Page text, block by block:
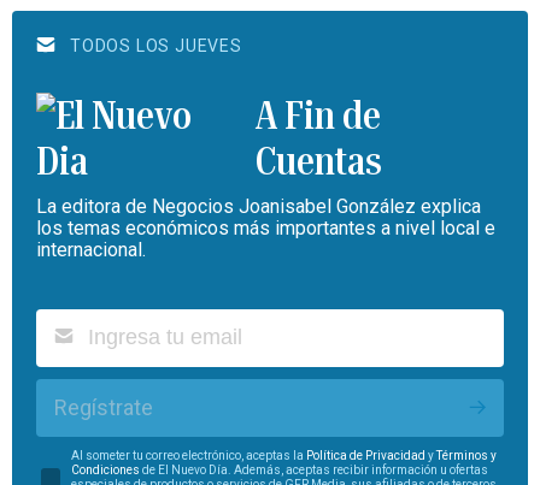
TODOS LOS JUEVES
A Fin de
Cuentas
La editora de Negocios Joanisabel González explica
los temas económicos más importantes a nivel local e
internacional.
Regístrate
Al someter tu correo electrónico, aceptas la Política de Privacidad yTérminos y
Condiciones de El Nuevo Día. Además, aceptas recibir información u ofertas